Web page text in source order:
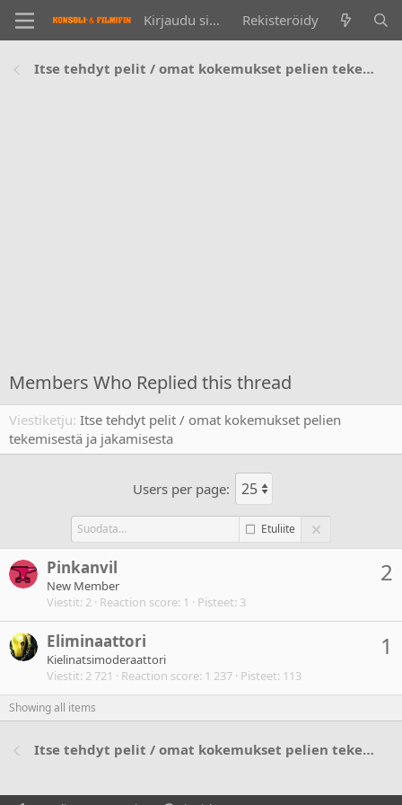
Kirjaudu sisään Rekisteröidy
Itse tehdyt pelit / omat kokemukset pelien tekemisestä ja jakamisesta
Members Who Replied this thread
Viestiketju Itse tehdyt pelit / omat kokemukset pelien
tekemisestä ja jakamisesta
Users per page:
Etuliite
2
Pinkanvil
New Member
Viestit 2 Reaction score 1 Pisteet 3
1
Eliminaattori
Kielinatsimoderaattori
Viestit 2 721 Reaction score 1 237 Pisteet 113
Showing all items
Itse tehdyt pelit / omat kokemukset pelien tekemisestä ja jakamisesta